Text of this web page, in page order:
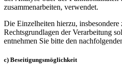
zusammenarbeiten, verwendet.
Die Einzelheiten hierzu,
Rechtsgrundlagen der Verarbeitung
entnehmen Sie bitte den
c) Beseitigungsmöglichkeit